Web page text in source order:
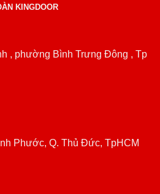
KINGDOOR
, phường Bình Trưng Đông , Tp
Phước, Q. Thủ Đức, TpHCM